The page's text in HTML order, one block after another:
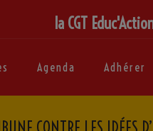
la CGT
Agenda Adhérer